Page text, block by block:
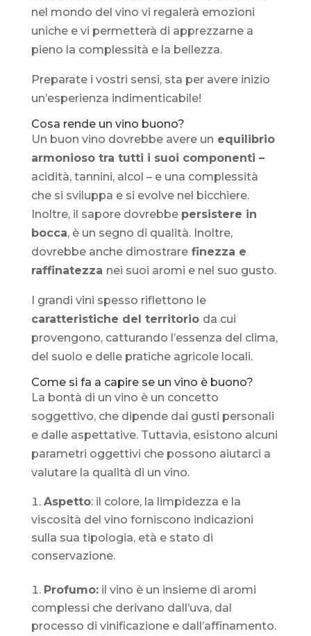
nel mondo del vino vi regalerà emozioni
uniche e vi permetterà di apprezzarne a
pieno la complessità e la bellezza.
Preparate i vostri sensi, sta per avere inizio
un’esperienza indimenticabile!
Cosa rende un vino buono?
Un buon vino dovrebbe avere un equilibrio
armonioso tra tutti i suoi componenti –
acidità, tannini, alcol – e una complessità
che si sviluppa e si evolve nel bicchiere.
Inoltre, il sapore dovrebbe persistere in
bocca, è un segno di qualità. Inoltre,
dovrebbe anche dimostrarefinezza e
raffinatezza nei suoi aromi e nel suo gusto.
I grandi vini spesso riflettono le
caratteristiche del territorio da cui
provengono, catturando l’essenza del clima,
del suolo e delle pratiche agricole locali.
Come si fa a capire se un vino è buono?
La bontà di un vino è un concetto
soggettivo, che dipende dai gusti personali
e dalle aspettative. Tuttavia, esistono alcuni
parametri oggettivi che possono aiutarci a
valutare la qualità di un vino.
Aspetto: il colore, la limpidezza e la
viscosità del vino forniscono indicazioni
sulla sua tipologia, età e stato di
conservazione.
Profumo:il vino è un insieme di aromi
complessi che derivano dall’uva, dal
processo di vinificazione e dall’affinamento.